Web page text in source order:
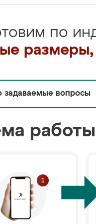
по
размеры,
задаваемые вопросы
работы